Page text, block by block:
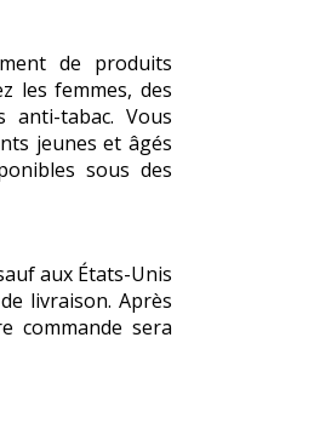
de produits
les femmes, des
anti-tabac. Vous
jeunes et âgés
sous des
aux États-Unis
livraison. Après
commande sera